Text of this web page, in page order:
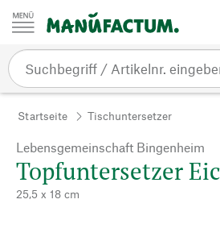
Zum Inhalt springen
Startseite Tischuntersetzer
Lebensgemeinschaft Bingenheim
Topfuntersetzer
25,5 x 18 cm